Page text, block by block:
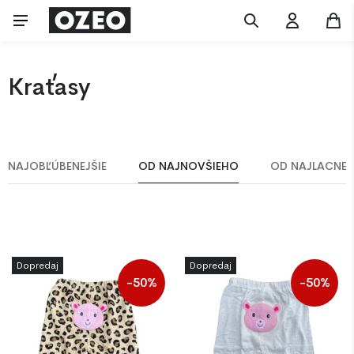
Kraťasy
NAJOBĽÚBENEJŠIE OD NAJNOVŠIEHO OD
Dopredaj
-50%
Dopredaj
-50%